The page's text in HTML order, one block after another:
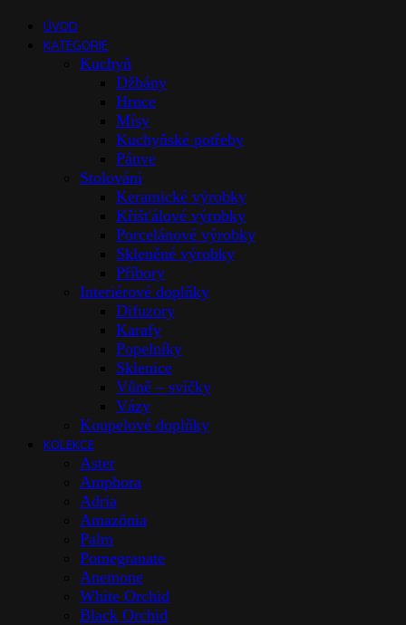
ÚVOD
KATEGORIE
Kuchyň
Džbány
Hrnce
Mísy
Kuchyňské potřeby
Pánve
Stolováni
Keramické výrobky
Křišťálové výrobky
Porcelánové výrobky
Skleněné výrobky
Příbory
Interiérové doplňky
Difuzory
Karafy
Popelníky
Sklenice
Vůně – svíčky
Vázy
Koupelové doplňky
KOLEKCE
Aster
Amphora
Adria
Amazōnia
Palm
Pomegranate
Anemone
White Orchid
Black Orchid